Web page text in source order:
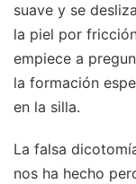
suave y se
la piel por
empiece a
la formación
en la silla.
La falsa
nos ha hecho